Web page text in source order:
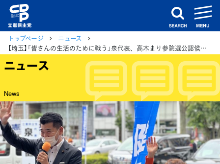
search
トップページ
ニュース
【埼玉】「皆さんの生活のために戦う」泉代表、高木まり参院選公認候補予定者と訴え
ニュース
News